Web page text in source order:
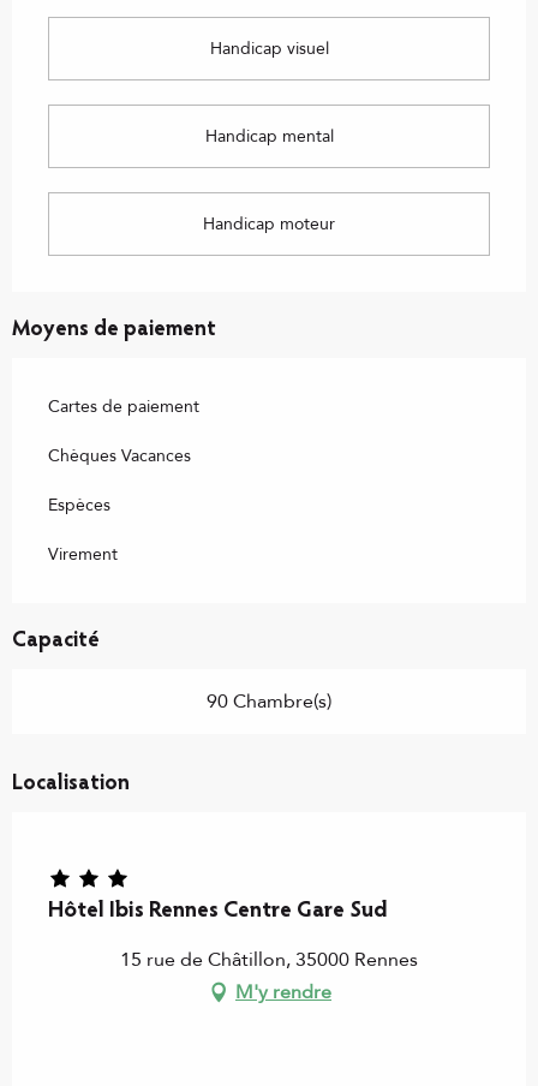
Handicap visuel
Handicap mental
Handicap moteur
Moyens de paiement
Cartes de paiement
Chèques Vacances
Espèces
Virement
Capacité
90 Chambre(s)
Localisation
Hôtel Ibis Rennes Centre Gare Sud
15 rue de Châtillon, 35000 Rennes
M'y rendre